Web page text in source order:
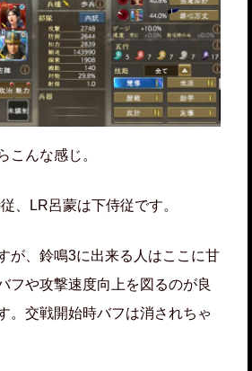
んな感じ。
、LR呂蒙は下侍従です。
が、鈴鳴3に出来る人はここに甘
フや攻撃速度向上を図るのが良
。交戦開始時バフは消されちゃ